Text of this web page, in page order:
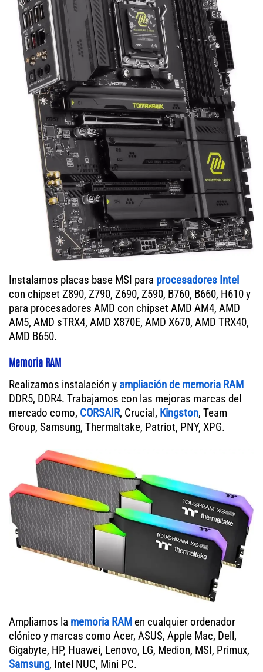
Instalamos placas base MSI para procesadores Intel
con chipset Z890, Z790, Z690, Z590, B760, B660, H610 y
para procesadores AMD con chipset AMD AM4, AMD
AM5, AMD sTRX4, AMD X870E, AMD X670, AMD TRX40,
AMD B650.
Memoria RAM
Realizamos instalación y ampliación de memoria RAM
DDR5, DDR4. Trabajamos con las mejoras marcas del
mercado como, CORSAIR, Crucial, Kingston, Team
Group, Samsung, Thermaltake, Patriot, PNY, XPG.
Ampliamos la memoria RAM en cualquier ordenador
clónico y marcas como Acer, ASUS, Apple Mac, Dell,
Gigabyte, HP, Huawei, Lenovo, LG, Medion, MSI, Primux,
Samsung, Intel NUC, Mini PC.